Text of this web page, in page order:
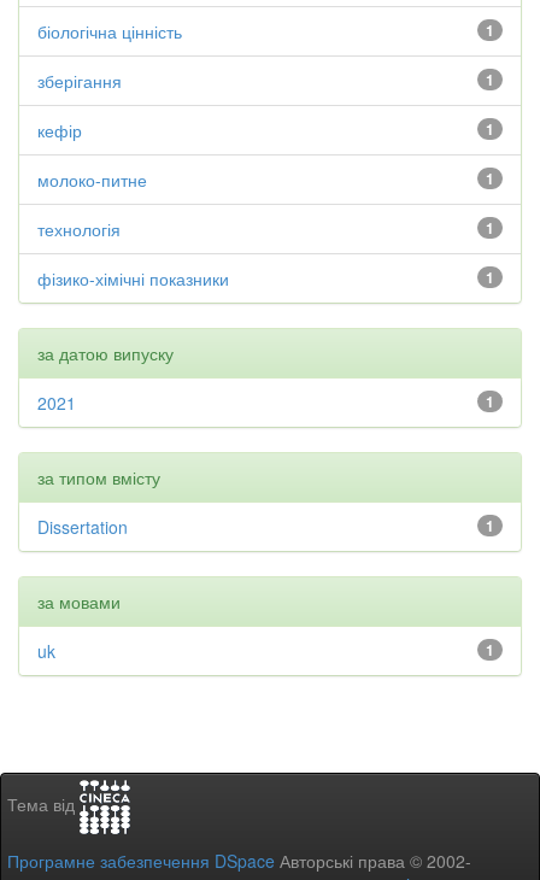
1
біологічна цінність
1
зберігання
1
кефір
1
молоко-питне
1
технологія
1
фізико-хімічні показники
за датою випуску
1
2021
за типом вмісту
1
Dissertation
за мовами
1
uk
Тема від
Програмне забезпечення DSpace Авторські права © 2002-